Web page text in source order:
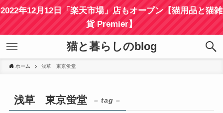
2022年12月12日「楽天市場」店もオープン【猫用品と猫雑
貨 Premier】
猫と暮らしのblog
ホーム 浅草 東京蛍堂
浅草 東京蛍堂 – tag –